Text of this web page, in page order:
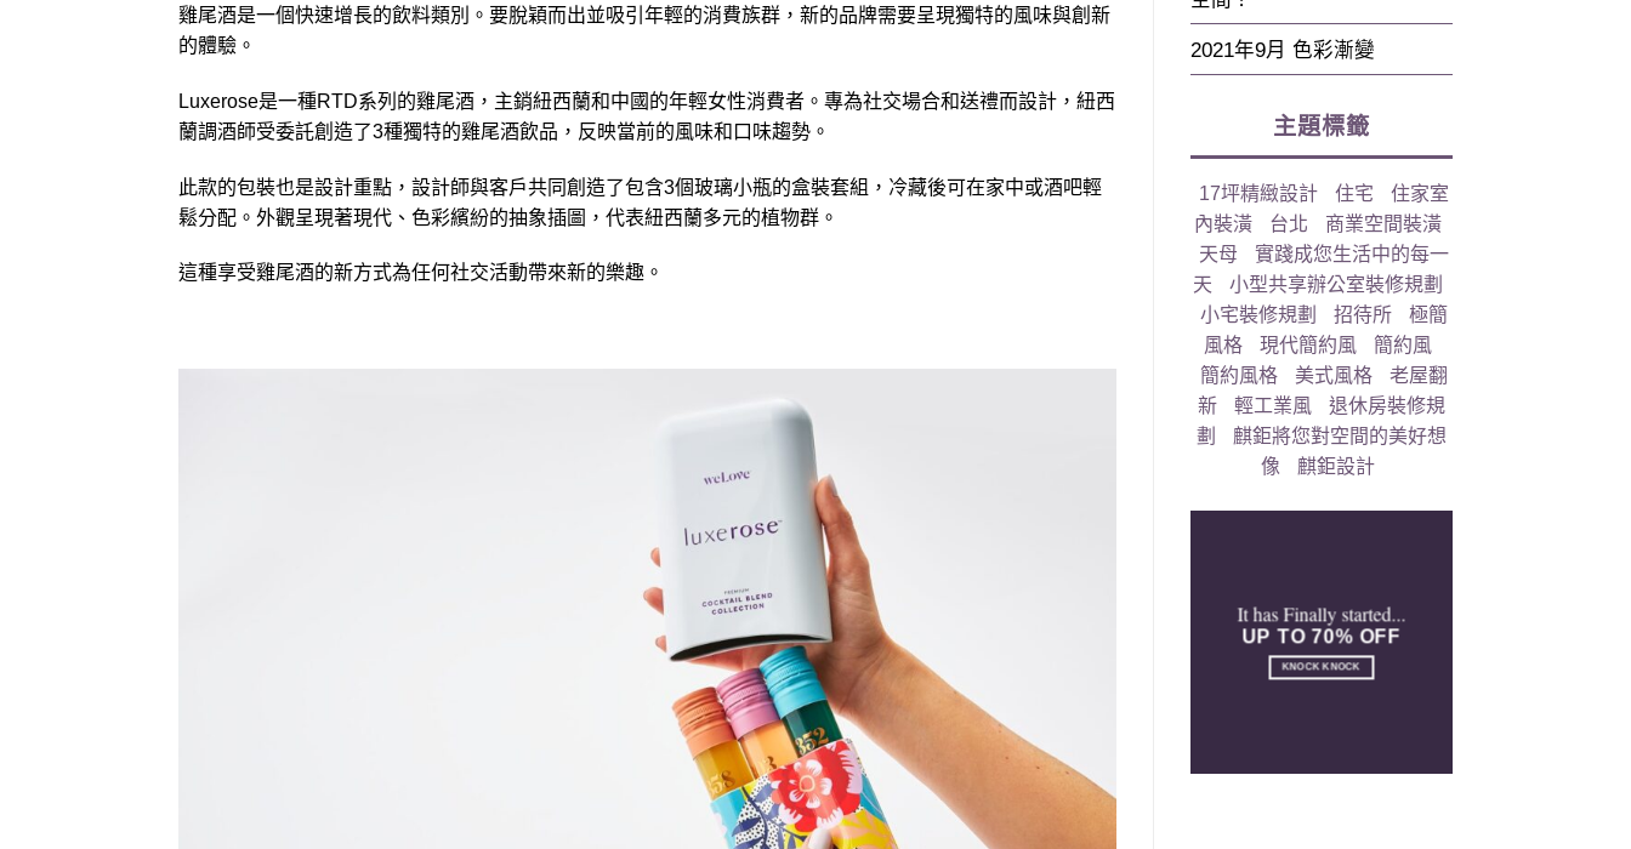
雞尾酒是一個快速增長的飲料類別。要脫穎而出並吸引年輕的消費族群，新的品牌需要呈現獨特的風味與創新
的體驗。
Luxerose是一種RTD系列的雞尾酒，主銷紐西蘭和中國的年輕女性消費者。專為社交場合和送禮而設計，紐西
蘭調酒師受委託創造了3種獨特的雞尾酒飲品，反映當前的風味和口味趨勢。
此款的包裝也是設計重點，設計師與客戶共同創造了包含3個玻璃小瓶的盒裝套組，冷藏後可在家中或酒吧輕
鬆分配。外觀呈現著現代、色彩繽紛的抽象插圖，代表紐西蘭多元的植物群。
這種享受雞尾酒的新方式為任何社交活動帶來新的樂趣。
2021年9月 色彩漸變
主題標籤
17坪精緻設計 住宅
住家室
內裝潢
台北
商業空間裝潢
天母
實踐成您生活中的每一
天
小型共享辦公室裝修規劃
小宅裝修規劃
招待所
極簡
風格
現代簡約風
簡約風
簡約風格
美式風格
老屋翻
新
輕工業風
退休房裝修規
劃
麒鉅將您對空間的美好想
像
麒鉅設計
It has Finally started...
UP TO 70% OFF
KNOCK KNOCK